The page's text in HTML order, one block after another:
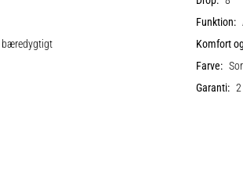
Funktion:
bæredygtigt Komfort
Farve:
Garanti: